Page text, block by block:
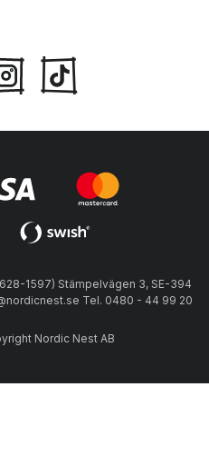
1597) Stämpelvägen 3, SE-394
Tel. 0480 - 44 99 20
Nordic Nest AB